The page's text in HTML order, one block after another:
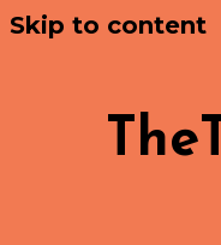
Skip to content